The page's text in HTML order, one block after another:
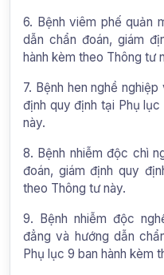
6. Bệnh viêm phế quản
dẫn chẩn đoán, giám
hành kèm theo Thông tư
7. Bệnh hen nghề
định quy định tại Phụ
này.
8. Bệnh nhiễm độc chì
đoán, giám định quy
theo Thông tư này.
9. Bệnh nhiễm độc
đẳng và hướng dẫn
Phụ lục 9 ban hành kèm